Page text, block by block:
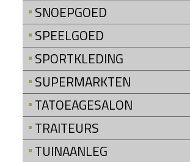
SNOEPGOED
SPEELGOED
SPORTKLEDING
SUPERMARKTEN
TATOEAGESALON
TRAITEURS
TUINAANLEG